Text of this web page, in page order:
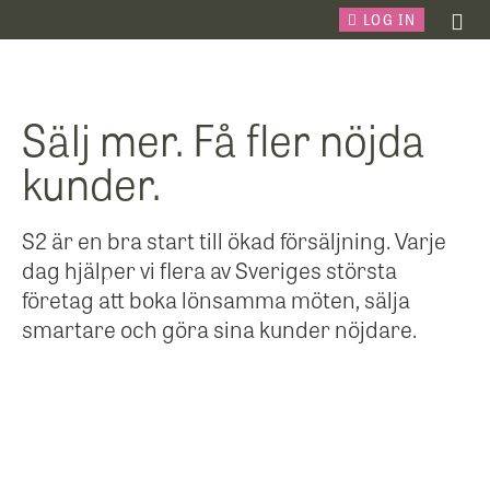
LOG IN
Sälj mer. Få fler nöjda
kunder.
S2 är en bra start till ökad försäljning. Varje
dag hjälper vi flera av Sveriges största
företag att boka lönsamma möten, sälja
smartare och göra sina kunder nöjdare.